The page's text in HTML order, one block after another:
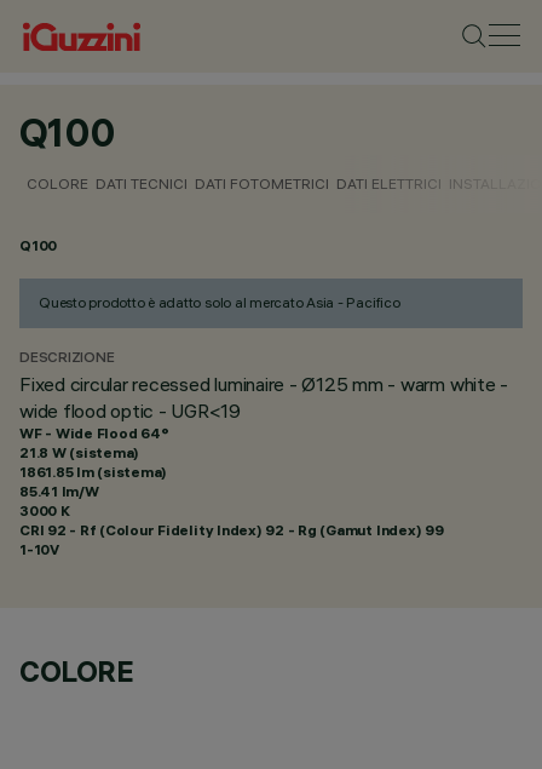
Q100
COLORE DATI TECNICI DATI FOTOMETRICI DATI ELETTRICI
Q100
Questo prodotto è adatto solo al mercato Asia - Pacifico
DESCRIZIONE
Fixed circular recessed luminaire - Ø125 mm - warm white -
wide flood optic - UGR<19
WF - Wide Flood 64°
21.8 W (sistema)
1861.85 lm (sistema)
85.41 lm/W
3000 K
CRI 92 - Rf (Colour Fidelity Index) 92 - Rg (Gamut Index) 99
1-10V
COLORE